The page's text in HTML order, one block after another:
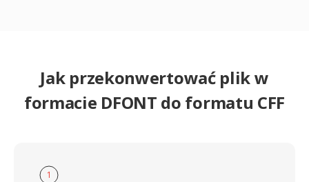
Jak przekonwertować plik w
formacie DFONT do formatu CFF
1